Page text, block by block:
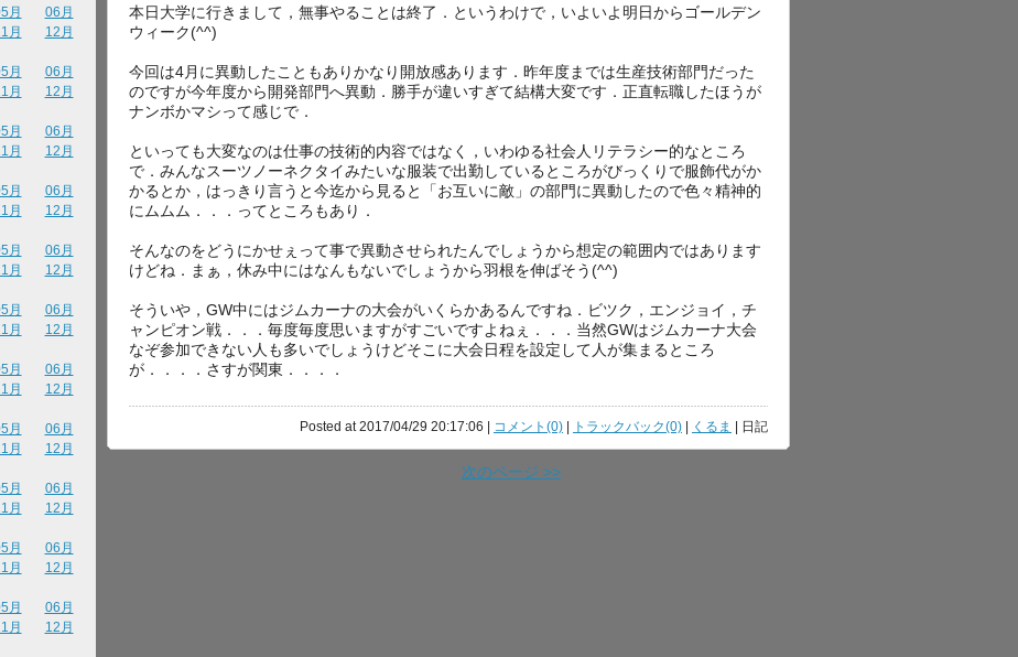
本日大学に行きまして，無事やることは終了．というわけで，いよいよ明日からゴールデン
ウィーク(^^)
今回は4月に異動したこともありかなり開放感あります．昨年度までは生産技術部門だった
のですが今年度から開発部門へ異動．勝手が違いすぎて結構大変です．正直転職したほうが
ナンボかマシって感じで．
といっても大変なのは仕事の技術的内容ではなく，いわゆる社会人リテラシー的なところ
で．みんなスーツノーネクタイみたいな服装で出勤しているところがびっくりで服飾代がか
かるとか，はっきり言うと今迄から見ると「お互いに敵」の部門に異動したので色々精神的
にムムム．．．ってところもあり．
そんなのをどうにかせぇって事で異動させられたんでしょうから想定の範囲内ではあります
けどね．まぁ，休み中にはなんもないでしょうから羽根を伸ばそう(^^)
そういや，GW中にはジムカーナの大会がいくらかあるんですね．ビツク，エンジョイ，チ
ャンピオン戦．．．毎度毎度思いますがすごいですよねぇ．．．当然GWはジムカーナ大会
なぞ参加できない人も多いでしょうけどそこに大会日程を設定して人が集まるところ
が．．．．さすが関東．．．．
Posted at 2017/04/29 20:17:06 | コメント(0) トラックバック(0) くるま | 日記
次のページ >>
月
06月
月
12月
月
06月
月
12月
月
06月
月
12月
月
06月
月
12月
月
06月
月
12月
月
06月
月
12月
月
06月
月
12月
月
06月
月
12月
月
06月
月
12月
月
06月
月
12月
月
06月
月
12月